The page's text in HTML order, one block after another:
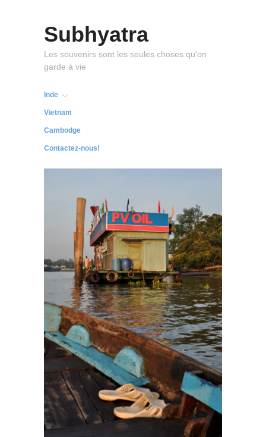
Subhyatra
Les souvenirs sont les seules choses qu'on
garde à vie
Inde
Vietnam
Cambodge
Contactez-nous!